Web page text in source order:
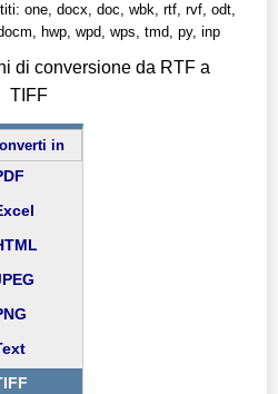
one, docx, doc, wbk, rtf, rvf, odt,
hwp, wpd, wps, tmd, py, inp
di conversione da RTF a
TIFF
in